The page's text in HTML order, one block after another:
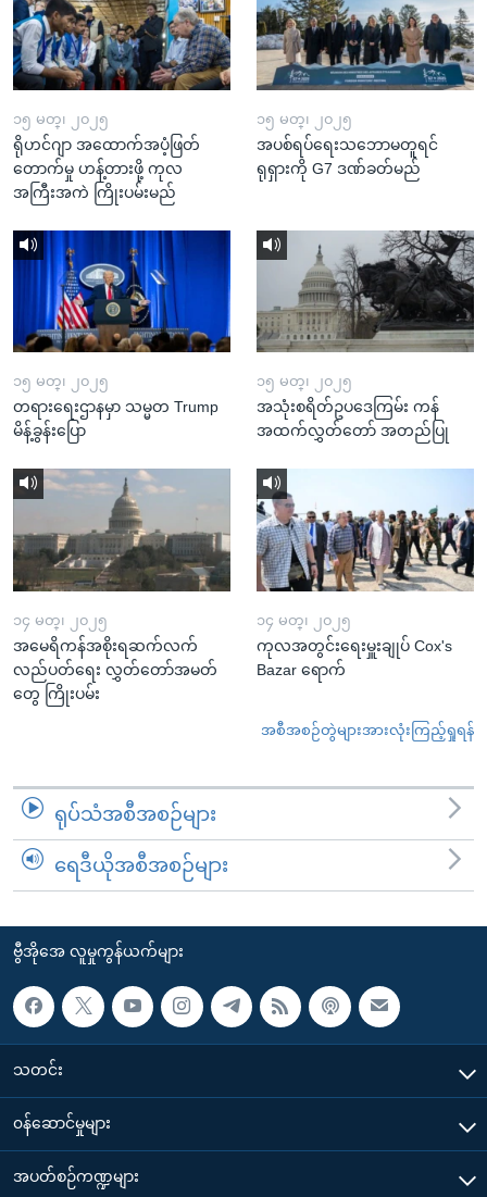
နေရာ
သို့
ကျော်
ရန်
၁၅ မတ္၊ ၂၀၂၅
ရိုဟင်ဂျာ အထောက်အပံ့ဖြတ်
တောက်မှု ဟန့်တားဖို့ ကုလ
အကြီးအကဲ ကြိုးပမ်းမည်
၁၅ မတ္၊ ၂၀၂၅
အပစ်ရပ်ရေးသဘောမတူရင်
ရုရှားကို G7 ဒဏ်ခတ်မည်
၁၅ မတ္၊ ၂၀၂၅
တရားရေးဌာနမှာ သမ္မတ Trump
မိန့်ခွန်းပြော
၁၅ မတ္၊ ၂၀၂၅
အသုံးစရိတ်ဥပဒေကြမ်း ကန်
အထက်လွှတ်တော် အတည်ပြု
၁၄ မတ္၊ ၂၀၂၅
အမေရိကန်အစိုးရဆက်လက်
လည်ပတ်ရေး လွှတ်တော်အမတ်
တွေ ကြိုးပမ်း
၁၄ မတ္၊ ၂၀၂၅
ကုလအတွင်းရေးမှူးချုပ် Cox's
Bazar ရောက်
အစီအစဉ်တွဲများအားလုံးကြည့်ရှုရန်
ရုပ်သံအစီအစဉ်များ
ရေဒီယိုအစီအစဉ်များ
ဗွီအိုအေ လူမှုကွန်ယက်များ
သတင်း
၀န်ဆောင်မှုများ
အပတ်စဉ်ကဏ္ဍများ